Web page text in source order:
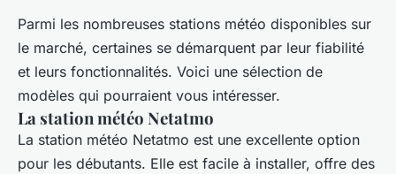
Parmi les nombreuses stations météo disponibles sur
le marché, certaines se démarquent par leur fiabilité
et leurs fonctionnalités. Voici une sélection de
modèles qui pourraient vous intéresser.
La station météo Netatmo
La station météo Netatmo est une excellente option
pour les débutants. Elle est facile à installer, offre des